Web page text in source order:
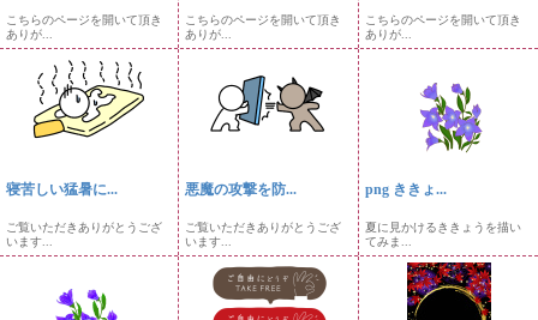
こちらのページを開いて頂き
ありが...
こちらのページを開いて頂き
ありが...
こちらのページを開いて頂き
ありが...
寝苦しい猛暑に...
ご覧いただきありがとうござ
います...
悪魔の攻撃を防...
ご覧いただきありがとうござ
います...
png ききょ...
夏に見かけるききょうを描い
てみま...